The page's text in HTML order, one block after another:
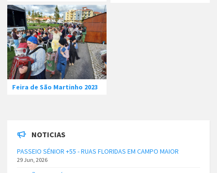
Feira de São Martinho 2023
NOTICIAS
PASSEIO SÉNIOR +55 - RUAS FLORIDAS EM CAMPO MAIOR
29 Jun, 2026